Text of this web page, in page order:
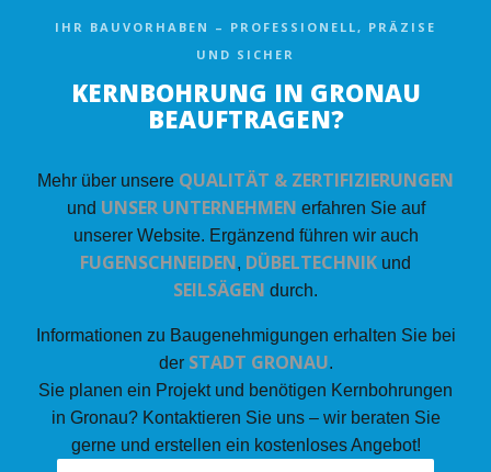
IHR BAUVORHABEN – PROFESSIONELL, PRÄZISE
UND SICHER
KERNBOHRUNG IN GRONAU
BEAUFTRAGEN?
Mehr über unsere QUALITÄT & ZERTIFIZIERUNGEN
und UNSER UNTERNEHMEN erfahren Sie auf
unserer Website. Ergänzend führen wir auch
FUGENSCHNEIDEN, DÜBELTECHNIK und
SEILSÄGEN durch.
Informationen zu Baugenehmigungen erhalten Sie bei
der STADT GRONAU.
Sie planen ein Projekt und benötigen Kernbohrungen
in Gronau? Kontaktieren Sie uns – wir beraten Sie
gerne und erstellen ein kostenloses Angebot!